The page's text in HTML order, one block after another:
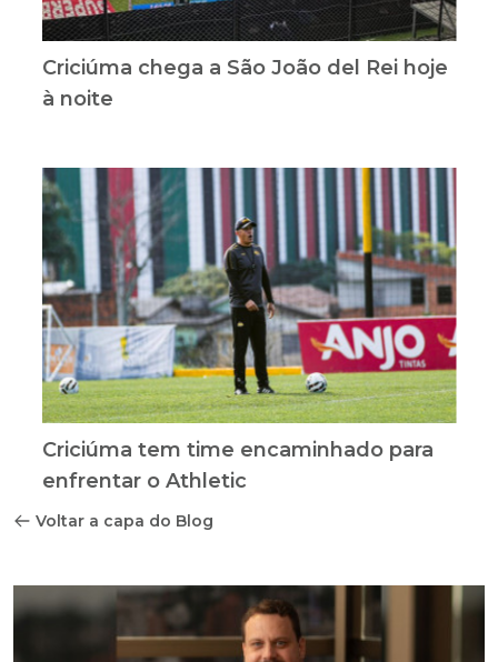
Criciúma chega a São João del Rei hoje
à noite
Criciúma tem time encaminhado para
enfrentar o Athletic
Voltar a capa do Blog